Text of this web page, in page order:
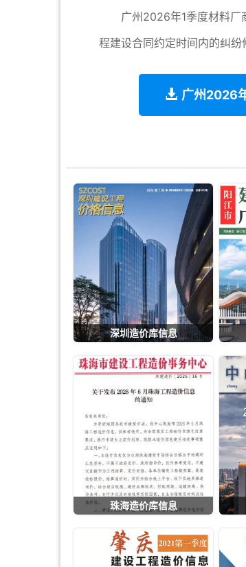
广州2026年1季度材料
程建设合同约定时间内的纠纷
广州2026
深圳造价库信息
珠海造价库信息